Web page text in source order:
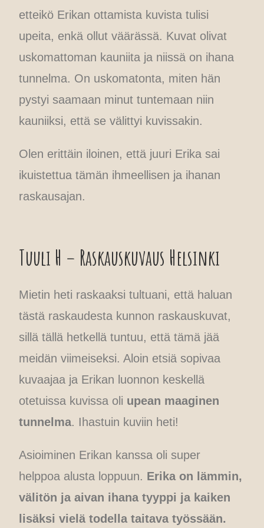
etteikö Erikan ottamista kuvista tulisi
upeita, enkä ollut väärässä. Kuvat olivat
uskomattoman kauniita ja niissä on ihana
tunnelma. On uskomatonta, miten hän
pystyi saamaan minut tuntemaan niin
kauniiksi, että se välittyi kuvissakin.
Olen erittäin iloinen, että juuri Erika sai
ikuistettua tämän ihmeellisen ja ihanan
raskausajan.
Tuuli H – Raskauskuvaus Helsinki
Mietin heti raskaaksi tultuani, että haluan
tästä raskaudesta kunnon raskauskuvat,
sillä tällä hetkellä tuntuu, että tämä jää
meidän viimeiseksi. Aloin etsiä sopivaa
kuvaajaa ja Erikan luonnon keskellä
otetuissa kuvissa oli upean maaginen
tunnelma. Ihastuin kuviin heti!
Asioiminen Erikan kanssa oli super
helppoa alusta loppuun. Erika on lämmin,
välitön ja aivan ihana tyyppi ja kaiken
lisäksi vielä todella taitava työssään.